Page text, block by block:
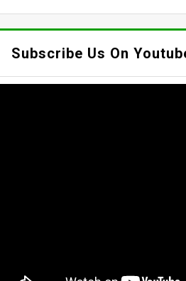
Subscribe Us On